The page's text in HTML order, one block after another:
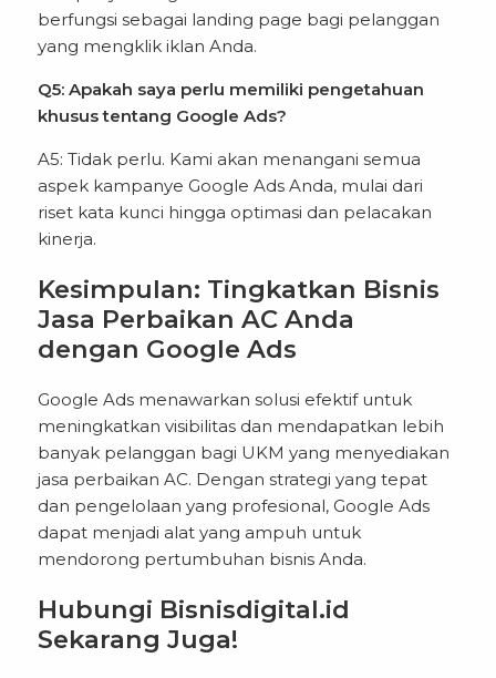
berfungsi sebagai landing page bagi pelanggan
yang mengklik iklan Anda.
Q5: Apakah saya perlu memiliki pengetahuan
khusus tentang Google Ads?
A5: Tidak perlu. Kami akan menangani semua
aspek kampanye Google Ads Anda, mulai dari
riset kata kunci hingga optimasi dan pelacakan
kinerja.
Kesimpulan: Tingkatkan Bisnis
Jasa Perbaikan AC Anda
dengan Google Ads
Google Ads menawarkan solusi efektif untuk
meningkatkan visibilitas dan mendapatkan lebih
banyak pelanggan bagi UKM yang menyediakan
jasa perbaikan AC. Dengan strategi yang tepat
dan pengelolaan yang profesional, Google Ads
dapat menjadi alat yang ampuh untuk
mendorong pertumbuhan bisnis Anda.
Hubungi Bisnisdigital.id
Sekarang Juga!